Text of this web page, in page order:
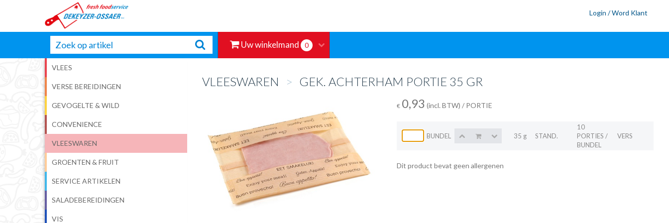
Login / Word Klant
Uw winkelmand 0
VLEES
VERSE BEREIDINGEN
GEVOGELTE & WILD
CONVENIENCE
VLEESWAREN
GROENTEN & FRUIT
SERVICE ARTIKELEN
SALADEBEREIDINGEN
VIS
VLEESWAREN > GEK. ACHTERHAM PORTIE 35 GR
€ 0,93 (incl. BTW) / PORTIE
BUNDEL 35 g STAND.
10
PORTIES /
BUNDEL
VERS
Dit product bevat geen allergenen